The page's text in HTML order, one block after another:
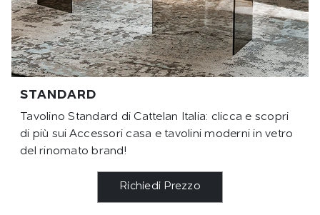
STANDARD
Tavolino Standard di Cattelan Italia: clicca e scopri
di più sui Accessori casa e tavolini moderni in vetro
del rinomato brand!
Richiedi Prezzo